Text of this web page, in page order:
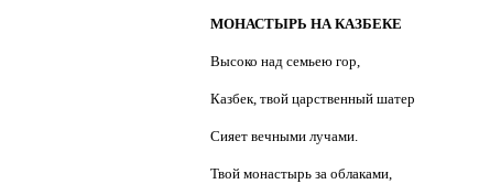
МОНАСТЫРЬ НА КАЗБЕКЕ
Высоко над семьею гор,
Казбек, твой царственный шатер
Сияет вечными лучами.
Твой монастырь за облаками,